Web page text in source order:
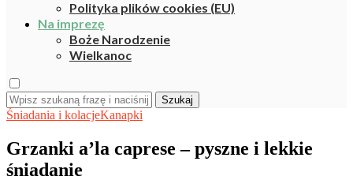
Polityka plików cookies (EU)
Na imprezę
Boże Narodzenie
Wielkanoc
Szukaj
Śniadania i kolacjeKanapki
Grzanki a’la caprese – pyszne i lekkie
śniadanie